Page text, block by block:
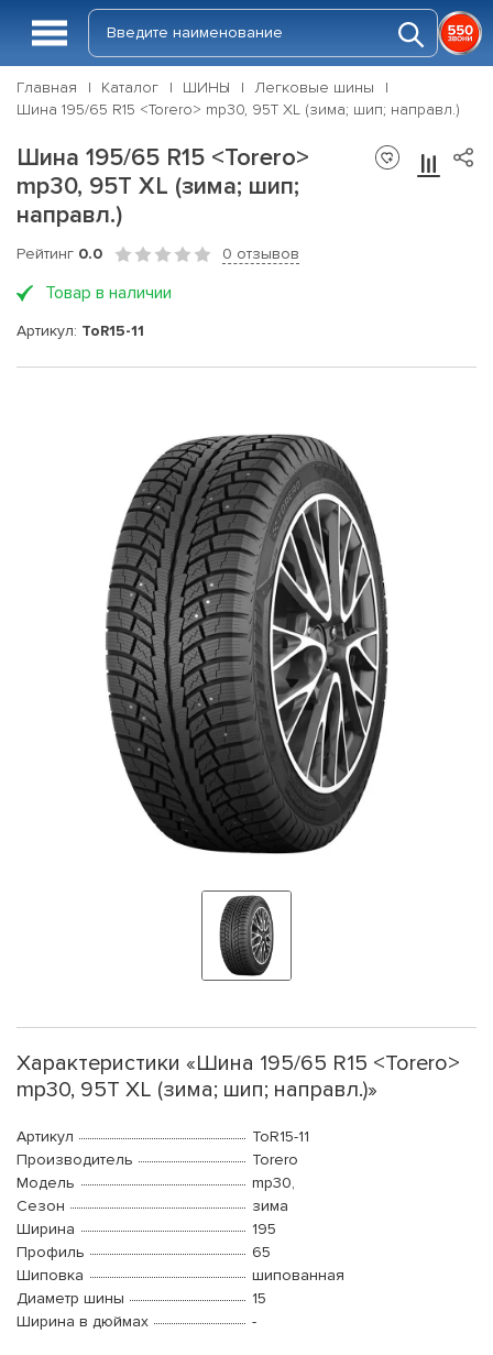
Главная Каталог ШИНЫ
Легковые шины
Шина 195/65 R15 <Torero> mp30, 95T XL (зима; шип; направл.)
Шина 195/65 R15 <Torero>
mp30, 95T XL (зима; шип;
направл.)
Рейтинг 0.0 0 отзывов
Товар в наличии
Артикул: ToR15-11
Характеристики «Шина 195/65 R15 <Torero>
mp30, 95T XL (зима; шип; направл.)»
Артикул
ToR15-11
Производитель
Torero
Модель
mp30,
Сезон
зима
Ширина
195
Профиль
65
Шиповка
шипованная
Диаметр шины
15
Ширина в дюймах
-